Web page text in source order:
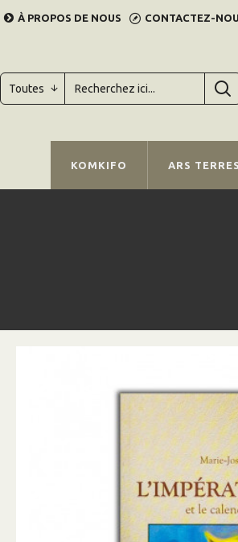
À PROPOS DE NOUS CONTACTEZ-
Toutes
KOMKIFO ARS